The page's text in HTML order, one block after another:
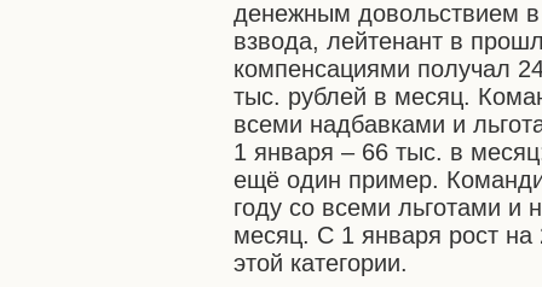
денежным довольствием
взвода, лейтенант в
компенсациями получал
тыс. рублей в месяц.
всеми надбавками и
1 января – 66 тыс. в
ещё один пример.
году со всеми льготами и
месяц. С 1 января рост
этой категории.